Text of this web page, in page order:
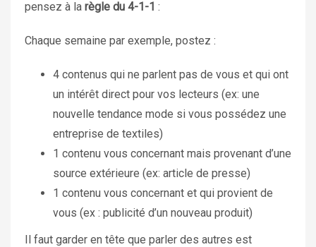
pensez à la règle du 4-1-1 :
Chaque semaine par exemple, postez :
4 contenus qui ne parlent pas de vous et qui ont
un intérêt direct pour vos lecteurs (ex: une
nouvelle tendance mode si vous possédez une
entreprise de textiles)
1 contenu vous concernant mais provenant d’une
source extérieure (ex: article de presse)
1 contenu vous concernant et qui provient de
vous (ex : publicité d’un nouveau produit)
Il faut garder en tête que parler des autres est